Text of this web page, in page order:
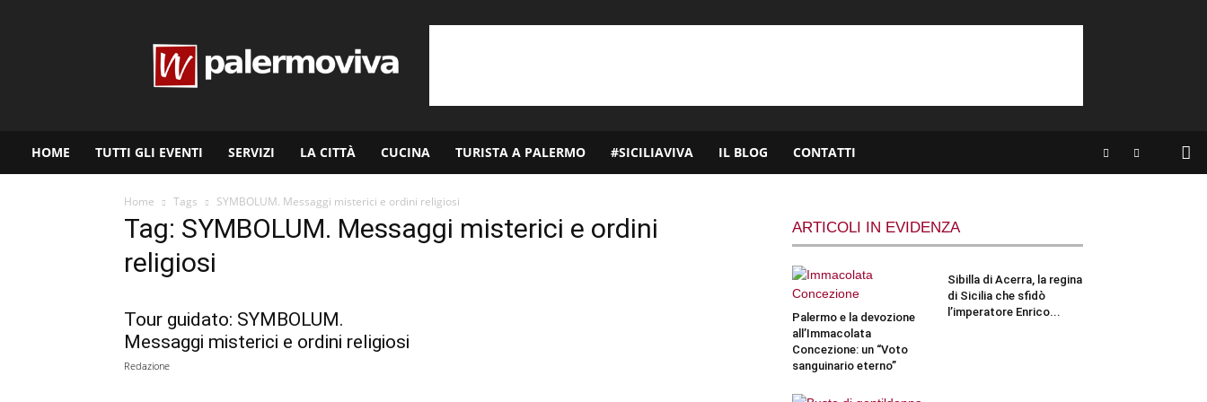
HOME TUTTI GLI EVENTI SERVIZI LA CITTÀ CUCINA TURISTA A PALERMO #SICILIAVIVA IL BLOG CONTATTI
Home Tags SYMBOLUM. Messaggi misterici e ordini religiosi
Tag: SYMBOLUM. Messaggi misterici e ordini
religiosi
Tour guidato: SYMBOLUM.
Messaggi misterici e ordini religiosi
Redazione
ARTICOLI IN EVIDENZA
Palermo e la devozione
all’Immacolata
Concezione: un “Voto
sanguinario eterno”
Sibilla di Acerra, la regina
di Sicilia che sfidò
l’imperatore Enrico...